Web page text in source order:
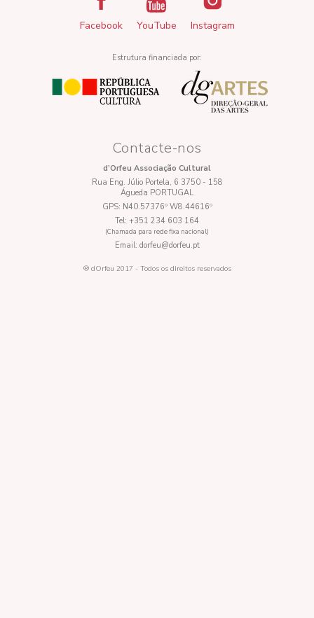
Facebook YouTube Instagram
Estrutura financiada por:
Contacte-nos
d’Orfeu Associação Cultural
Rua Eng. Júlio Portela, 6 3750 - 158
Águeda PORTUGAL
GPS: N40.57376º W8.44616º
Tel: +351 234 603 164
(Chamada para rede fixa nacional)
Email: dorfeu@dorfeu.pt
® dOrfeu 2017 - Todos os direitos reservados